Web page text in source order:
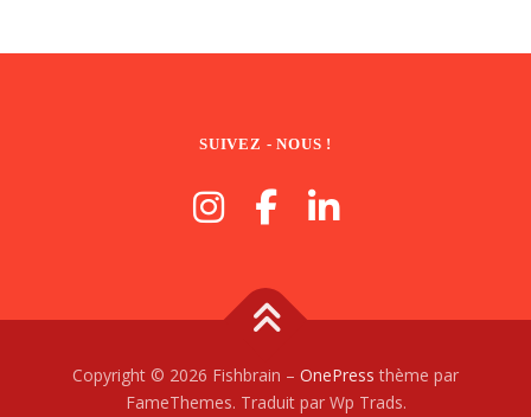
SUIVEZ - NOUS !
Copyright © 2026 Fishbrain – OnePress thème par
FameThemes. Traduit par Wp Trads.